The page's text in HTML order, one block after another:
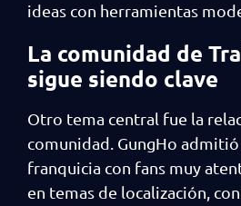
ideas con herramientas
La comunidad de
sigue siendo clave
Otro tema central fue la
comunidad. GungHo admitió
franquicia con fans muy
en temas de localización,